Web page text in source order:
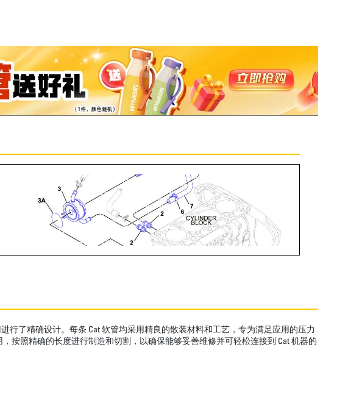
了精确设计。每条 Cat 软管均采用精良的散装材料和工艺，专为满足应用的压力
按照精确的长度进行制造和切割，以确保能够妥善维修并可轻松连接到 Cat 机器的